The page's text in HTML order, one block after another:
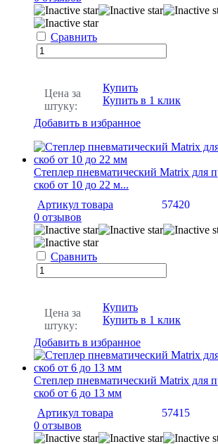
Сравнить
Цена за
штуку:
Купить
Купить в 1 клик
Добавить в избранное
Степлер пневматический Matrix для
скоб от 10 до 22 м...
Артикул товара
57420
0 отзывов
Сравнить
Цена за
штуку:
Купить
Купить в 1 клик
Добавить в избранное
Степлер пневматический Matrix для
скоб от 6 до 13 мм
Артикул товара
57415
0 отзывов